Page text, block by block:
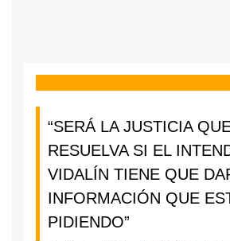
“SERÁ LA JUSTICIA
RESUELVA SI EL
VIDALÍN TIENE QUE
INFORMACIÓN QUE
PIDIENDO”